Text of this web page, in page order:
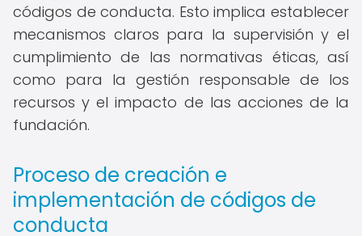
códigos de conducta. Esto implica establecer
mecanismos claros para la supervisión y el
cumplimiento de las normativas éticas, así
como para la gestión responsable de los
recursos y el impacto de las acciones de la
fundación.
Proceso de creación e
implementación de códigos de
conducta